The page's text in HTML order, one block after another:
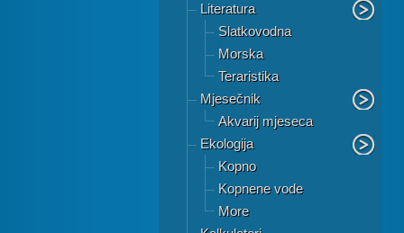
Literatura
Slatkovodna
Morska
Teraristika
Mjesečnik
Akvarij mjeseca
Ekologija
Kopno
Kopnene vode
More